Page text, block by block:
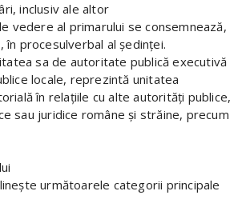
inclusiv ale altor
vedere al primarului se consemnează,
în procesulverbal al şedinţei.
sa de autoritate publică executivă
locale, reprezintă unitatea
în relaţiile cu alte autorităţi publice,
sau juridice române şi străine, precum
următoarele categorii principale